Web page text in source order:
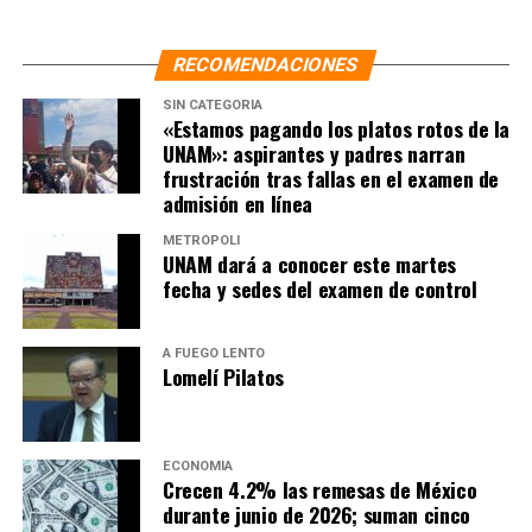
«No tenemos por qué tomar a ciegas» lo que EU dice:
Sheinbaum
RECOMENDACIONES
SIN CATEGORÍA
«Estamos pagando los platos rotos de la
UNAM»: aspirantes y padres narran
frustración tras fallas en el examen de
admisión en línea
METRÓPOLI
UNAM dará a conocer este martes
fecha y sedes del examen de control
A FUEGO LENTO
Lomelí Pilatos
ECONOMÍA
Crecen 4.2% las remesas de México
durante junio de 2026; suman cinco